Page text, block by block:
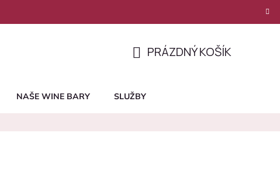
KOŠÍK
PRÁZDNÝ KOŠÍK
NAŠE WINE BARY SLUŽBY